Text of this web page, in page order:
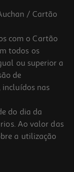
/ Cartão
com o Cartão
todos os
ou superior a
de
incluídos nas
do dia da
Ao valor das
a utilização